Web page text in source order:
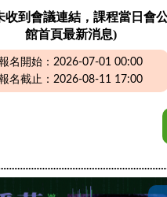
收到會議連結，課程當日會
館首頁最新消息)
名開始：2026-07-01 00:00
名截止：2026-08-11 17:00